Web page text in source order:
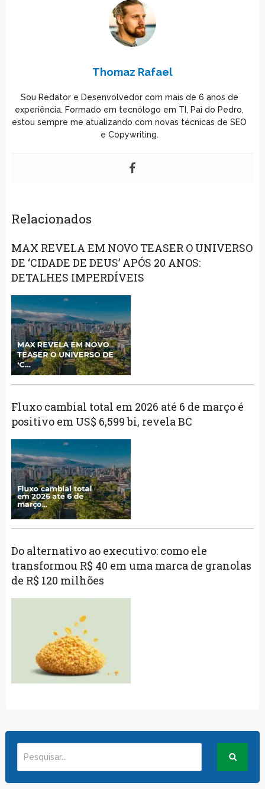
Thomaz Rafael
Sou Redator e Desenvolvedor com mais de 6 anos de
experiência. Formado em tecnólogo em TI, Pai do Pedro,
estou sempre me atualizando com novas técnicas de SEO
e Copywriting.
Relacionados
MAX REVELA EM NOVO TEASER O UNIVERSO
DE ‘CIDADE DE DEUS’ APÓS 20 ANOS:
DETALHES IMPERDÍVEIS
Fluxo cambial total em 2026 até 6 de março é
positivo em US$ 6,599 bi, revela BC
Do alternativo ao executivo: como ele
transformou R$ 40 em uma marca de granolas
de R$ 120 milhões